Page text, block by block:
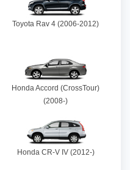
Toyota Rav 4 (2006-2012)
Honda Accord (CrossTour)
(2008-)
Honda CR-V IV (2012-)